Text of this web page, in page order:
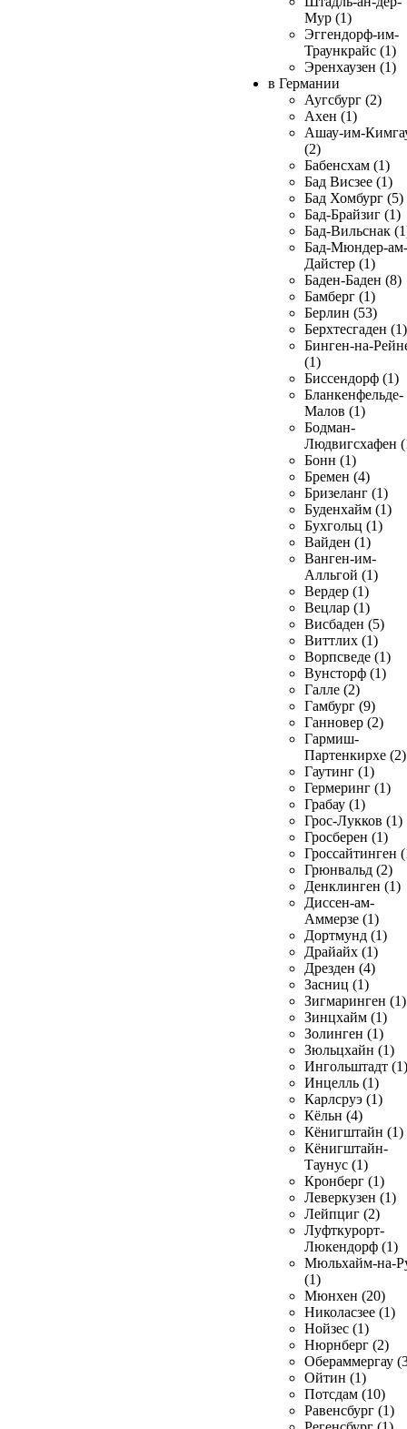
Мур (1)
Эггендорф-им-
Траункрайс (1)
Эренхаузен (1)
в Германии
Аугсбург (2)
Ахен (1)
Ашау-им-
(2)
Бабенсхам (1)
Бад Висзее (1)
Бад Хомбург (5)
Бад-Брайзиг (1)
Бад-Вильснак
Бад-Мюндер-ам-
Дайстер (1)
Баден-Баден (8)
Бамберг (1)
Берлин (53)
Берхтесгаден (1)
Бинген-на-
(1)
Биссендорф (1)
Бланкенфельде-
Малов (1)
Бодман-
Людвигсхафен
Бонн (1)
Бремен (4)
Бризеланг (1)
Буденхайм (1)
Бухгольц (1)
Вайден (1)
Ванген-им-
Алльгой (1)
Вердер (1)
Вецлар (1)
Висбаден (5)
Виттлих (1)
Ворпсведе (1)
Вунсторф (1)
Галле (2)
Гамбург (9)
Ганновер (2)
Гармиш-
Партенкирхе (2)
Гаутинг (1)
Гермеринг (1)
Грабау (1)
Грос-Лукков (1)
Гросберен (1)
Гроссайтинген
Грюнвальд (2)
Денклинген (1)
Диссен-ам-
Аммерзе (1)
Дортмунд (1)
Драйайх (1)
Дрезден (4)
Засниц (1)
Зигмаринген (1)
Зинцхайм (1)
Золинген (1)
Зюльцхайн (1)
Ингольштадт (1)
Инцелль (1)
Карлсруэ (1)
Кёльн (4)
Кёнигштайн (1)
Кёнигштайн-
Таунус (1)
Кронберг (1)
Леверкузен (1)
Лейпциг (2)
Луфткурорт-
Люкендорф (1)
Мюльхайм-на-
(1)
Мюнхен (20)
Николасзее (1)
Нойзес (1)
Нюрнберг (2)
Обераммергау
Ойтин (1)
Потсдам (10)
Равенсбург (1)